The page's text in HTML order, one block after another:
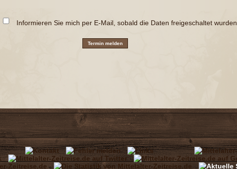
Informieren Sie mich per E-Mail, sobald die Daten freigeschaltet wurden